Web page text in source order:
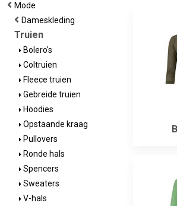
Mode
Dameskleding
Truien
Bolero's
Coltruien
Fleece truien
Gebreide truien
Hoodies
Opstaande kraag
Pullovers
Ronde hals
Spencers
Sweaters
V-hals